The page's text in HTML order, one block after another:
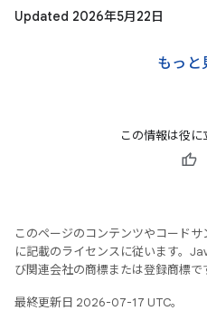
Updated 2026年5月22日
もっと
この情報は役に
このページのコンテンツやコードサ
に記載のライセンスに従います。
び関連会社の商標または登録商標で
最終更新日 2026-07-17 UTC。